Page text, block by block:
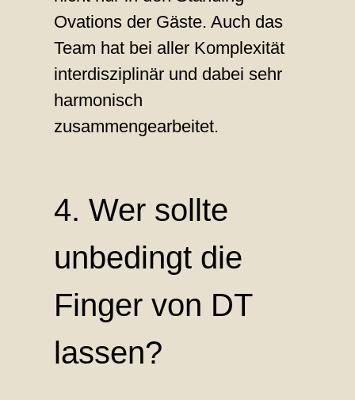
Ovations der Gäste. Auch das
Team hat bei aller Komplexität
interdisziplinär und dabei sehr
harmonisch
zusammengearbeitet.
4. Wer sollte
unbedingt die
Finger von DT
lassen?